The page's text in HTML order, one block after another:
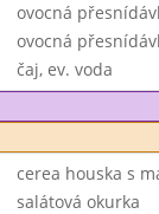
ovocná
ovocná
čaj, ev. voda
cerea houska s
salátová okurka